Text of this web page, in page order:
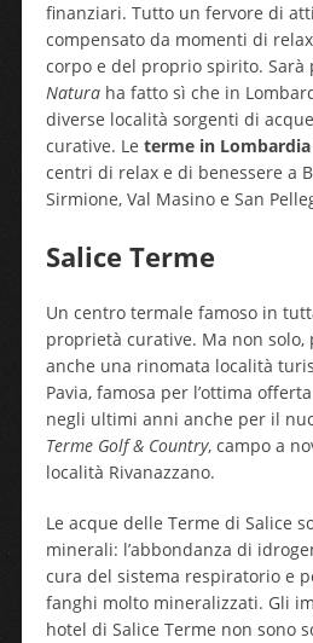
finanziari. Tutto un fervore di
compensato da momenti di
corpo e del proprio spirito. Sarà
Naturaha fatto sì che in
diverse località sorgenti di
curative. Le terme in Lombardia
centri di relax e di benessere a
Sirmione, Val Masino e San
Salice Terme
Un centro termale famoso in
proprietà curative. Ma non solo,
anche una rinomata località
Pavia, famosa per l’ottima
negli ultimi anni anche per il
Terme Golf & Country, campo a
località Rivanazzano.
Le acque delle Terme di Salice
minerali: l’abbondanza di
cura del sistema respiratorio e
fanghi molto mineralizzati. Gli
hotel di Salice Terme non sono